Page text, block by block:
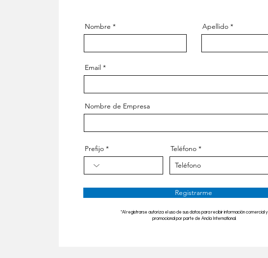
Nombre Apellido
Email
Nombre de Empresa
Prefijo Teléfono
Registrarme
*Al registrarse autoriza el uso de sus datos para recibir información comercial y
promocional por parte de Ancla International.